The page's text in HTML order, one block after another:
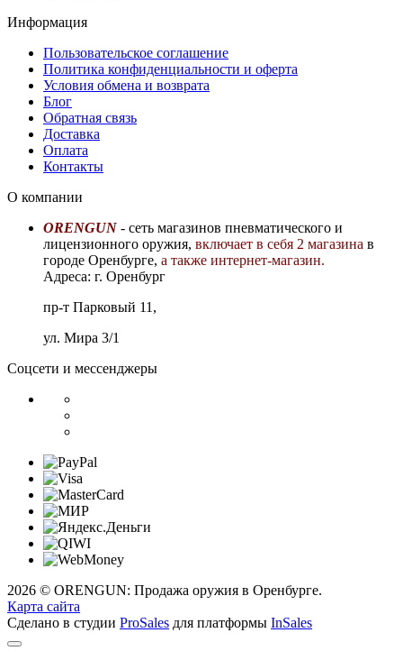
Информация
Пользовательское соглашение
Политика конфиденциальности и оферта
Условия обмена и возврата
Блог
Обратная связь
Доставка
Оплата
Контакты
О компании
ORENGUN - сеть магазинов пневматического и
лицензионного оружия, включает в себя 2 магазина в
городе Оренбурге, а также интернет-магазин.
Адреса: г. Оренбург
пр-т Парковый 11,
ул. Мира 3/1
Соцсети и мессенджеры
2026 © ORENGUN: Продажа оружия в Оренбурге.
Карта сайта
Сделано в студии ProSales для платформы InSales